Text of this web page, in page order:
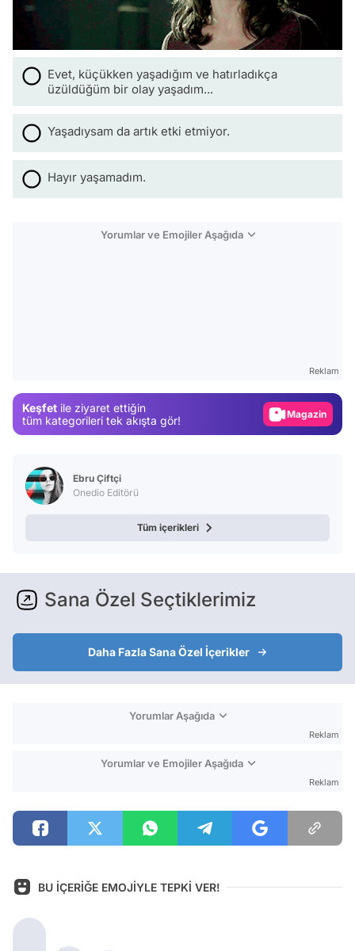
Evet, küçükken yaşadığım ve hatırladıkça
üzüldüğüm bir olay yaşadım...
Yaşadıysam da artık etki etmiyor.
Hayır yaşamadım.
Yorumlar ve Emojiler Aşağıda
Reklam
Keşfet ile ziyaret ettiğin
tüm kategorileri tek akışta gör!
Video
Ebru Çiftçi
Onedio Editörü
Tüm içerikleri
Sana Özel Seçtiklerimiz
Daha Fazla Sana Özel İçerikler
Yorumlar Aşağıda
Reklam
Yorumlar ve Emojiler Aşağıda
Reklam
BU İÇERİĞE EMOJİYLE TEPKİ VER!